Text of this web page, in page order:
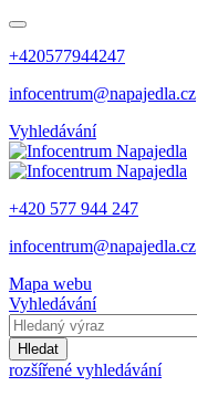
+420577944247
infocentrum@napajedla.cz
Vyhledávání
+420 577 944 247
infocentrum@napajedla.cz
Mapa webu
Vyhledávání
Hledat
rozšířené vyhledávání